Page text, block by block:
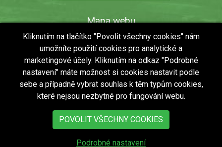
Mapa webu
O webu
Povinně zveřejňované informace
Ochrana osobních údajů (GDPR)
Vyhledávání
RSS
Bezbariérový přístup v obci
Kliknutím na tlačítko "Povolit všechny cookies" nám
umožníte použití cookies pro analytické a
marketingové účely. Kliknutím na odkaz "Podrobné
nastavení" máte možnost si cookies nastavit podle
sebe a případně vybrat souhlas k těm typům cookies,
které nejsou nezbytné pro fungování webu.
POVOLIT VŠECHNY COOKIES
Podrobné nastavení